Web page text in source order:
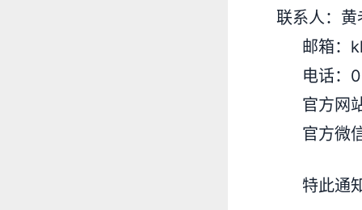
联系人：黄
邮箱：
电话：
官方网
官方微
特此通